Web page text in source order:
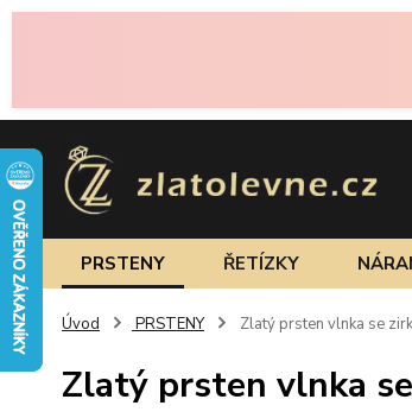
PRSTENY ŘETÍZKY
Úvod PRSTENY Zlatý prsten vlnka se
Zlatý prsten vlnka